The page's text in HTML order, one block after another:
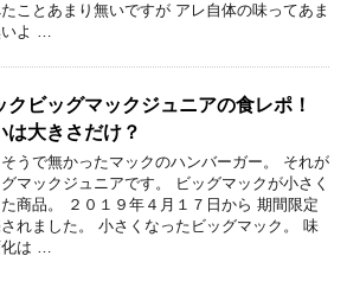
ことあまり無いですが アレ自体の味ってあま
いよ …
クビッグマックジュニアの食レポ！
は大きさだけ？
うで無かったマックのハンバーガー。 それが
マックジュニアです。 ビッグマックが小さく
商品。 ２０１９年４月１７日から 期間限定
れました。 小さくなったビッグマック。 味
化は …